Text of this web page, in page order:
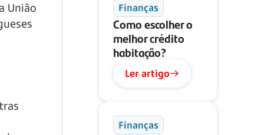
União
Finanças
Como escolher o
melhor crédito
habitação?
Ler artigo
Finanças